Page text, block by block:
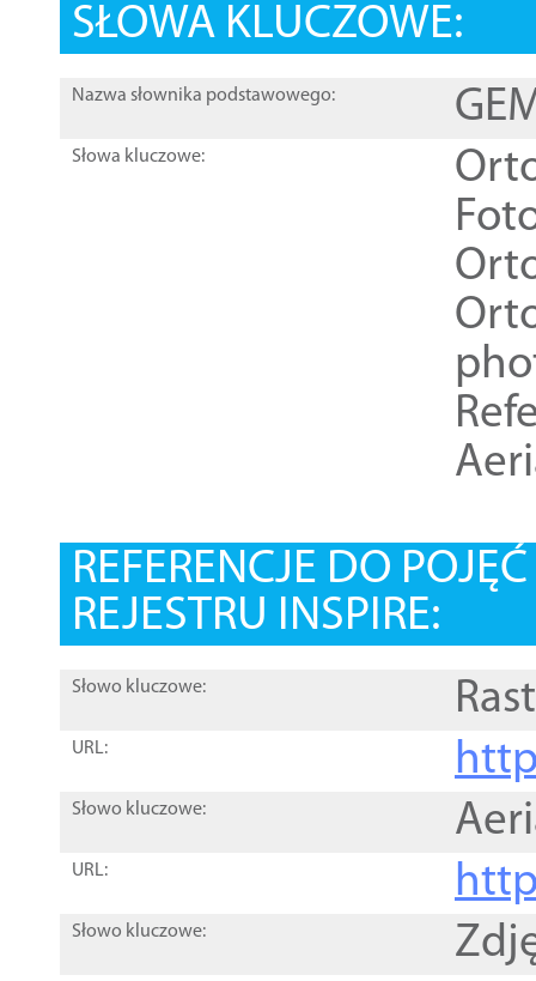
SŁOWA KLUCZOWE:
Nazwa słownika podstawowego:
Słowa kluczowe:
REFERENCJE DO
REJESTRU INSPIRE:
Słowo kluczowe:
URL:
Słowo kluczowe:
URL:
Słowo kluczowe: